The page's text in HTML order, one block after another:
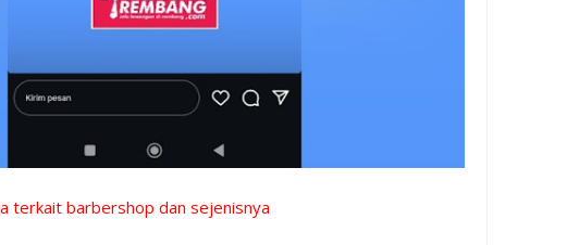
terkait barbershop dan sejenisnya